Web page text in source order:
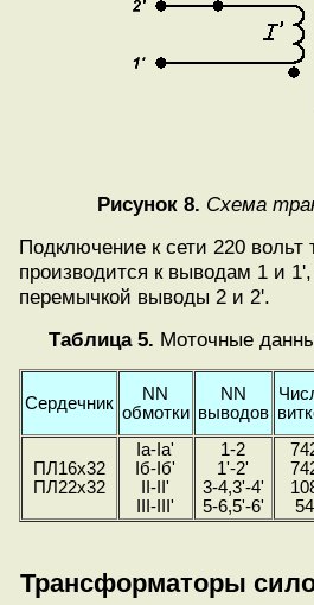
Рисунок 8. Схема
Подключение к сети 220
производится к выводам 1 и
перемычкой выводы 2 и 2'.
Таблица 5. Моточные
Сердечник
NN
обмотки
NN
выводов
ПЛ16х32
ПЛ22x32
Ia-Ia'
Iб-Iб'
II-II'
III-III'
1-2
1'-2'
3-4,3'-4'
5-6,5'-6'
54
Трансформаторы